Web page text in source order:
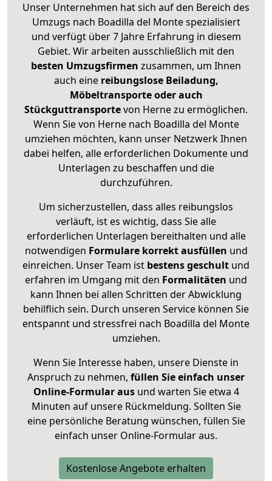
Unser Unternehmen hat sich auf den Bereich des
Umzugs nach Boadilla del Monte spezialisiert
und verfügt über 7 Jahre Erfahrung in diesem
Gebiet. Wir arbeiten ausschließlich mit den
besten Umzugsfirmen zusammen, um Ihnen
auch eine reibungslose Beiladung,
Möbeltransporte oder auch
Stückguttransportevon Herne zu ermöglichen.
Wenn Sie von Herne nach Boadilla del Monte
umziehen möchten, kann unser Netzwerk Ihnen
dabei helfen, alle erforderlichen Dokumente und
Unterlagen zu beschaffen und die
durchzuführen.
Um sicherzustellen, dass alles reibungslos
verläuft, ist es wichtig, dass Sie alle
erforderlichen Unterlagen bereithalten und alle
notwendigen Formulare korrekt ausfüllen und
einreichen. Unser Team ist bestens geschult und
erfahren im Umgang mit den Formalitäten und
kann Ihnen bei allen Schritten der Abwicklung
behilflich sein. Durch unseren Service können Sie
entspannt und stressfrei nach Boadilla del Monte
umziehen.
Wenn Sie Interesse haben, unsere Dienste in
Anspruch zu nehmen, füllen Sie einfach unser
Online-Formular ausund warten Sie etwa 4
Minuten auf unsere Rückmeldung. Sollten Sie
eine persönliche Beratung wünschen, füllen Sie
einfach unser Online-Formular aus.
Kostenlose Angebote erhalten